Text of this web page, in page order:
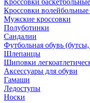
Кроссовки баскетбольные
Кроссовки
Мужские кроссовки
Полуботинки
Сандалии
Футбольная обувь
Шлепанцы
Шиповки
Аксессуары для обуви
Гамаши
Ледоступы
Носки